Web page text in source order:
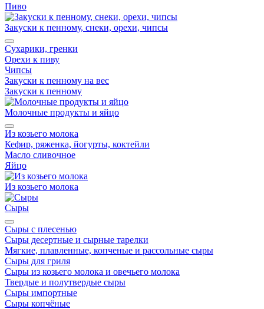
Пиво
Закуски к пенному, снеки, орехи, чипсы
Сухарики, гренки
Орехи к пиву
Чипсы
Закуски к пенному на вес
Закуски к пенному
Молочные продукты и яйцо
Из козьего молока
Кефир, ряженка, йогурты, коктейли
Масло сливочное
Яйцо
Из козьего молока
Сыры
Сыры с плесенью
Сыры десертные и сырные тарелки
Мягкие, плавленные, копченые и рассольные сыры
Сыры для гриля
Сыры из козьего молока и овечьего молока
Твердые и полутвердые сыры
Сыры импортные
Сыры копчёные